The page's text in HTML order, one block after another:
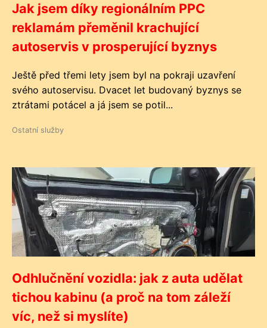
Jak jsem díky regionálním PPC
reklamám přeměnil krachující
autoservis v prosperující byznys
Ještě před třemi lety jsem byl na pokraji uzavření
svého autoservisu. Dvacet let budovaný byznys se
ztrátami potácel a já jsem se potil...
Ostatní služby
Odhlučnění vozidla: jak z auta udělat
tichou kabinu (a proč na tom záleží
víc, než si myslíte)